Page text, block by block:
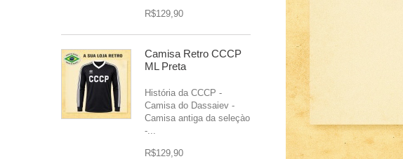
R$129,90
Camisa Retro CCCP
ML Preta
História da CCCP -
Camisa do Dassaiev -
Camisa antiga da seleçào
-...
R$129,90